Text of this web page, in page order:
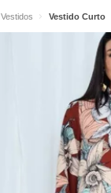
Vestidos Vestido Curto